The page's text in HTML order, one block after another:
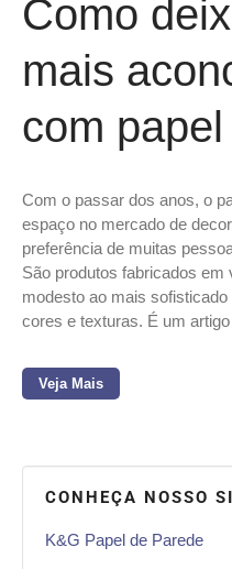
Como
mais
com
Com o passar dos anos, o
espaço no mercado de
preferência de muitas
São produtos fabricados
modesto ao mais
cores e texturas. É um
Veja Mais
CONHEÇA NOSSO
K&G Papel de Parede